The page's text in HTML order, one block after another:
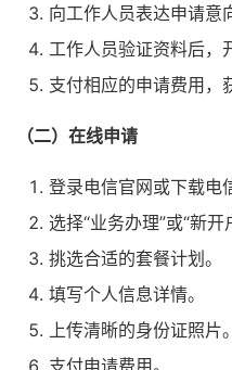
向工作人员表达申请意
工作人员验证资料后，
支付相应的申请费用，
（二）在线申请
登录电信官网或下载电
选择“业务办理”或“新开
挑选合适的套餐计划。
填写个人信息详情。
上传清晰的身份证照片。
支付申请费用。